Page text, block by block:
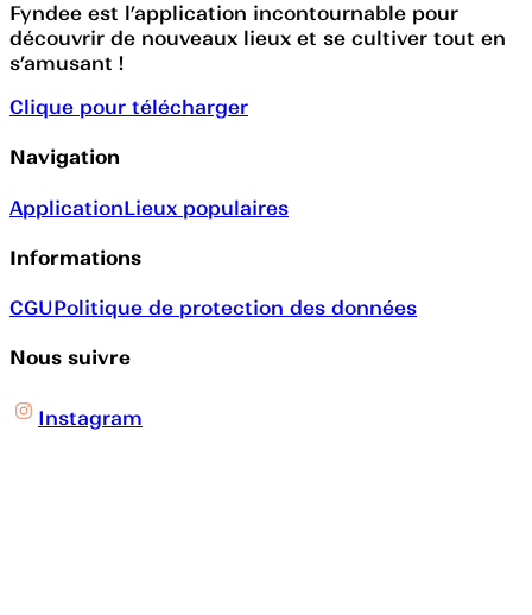
Fyndee est l’application incontournable pour
découvrir de nouveaux lieux et se cultiver tout en
s’amusant !
Clique pour télécharger
Navigation
ApplicationLieux populaires
Informations
CGUPolitique de protection des données
Nous suivre
Instagram